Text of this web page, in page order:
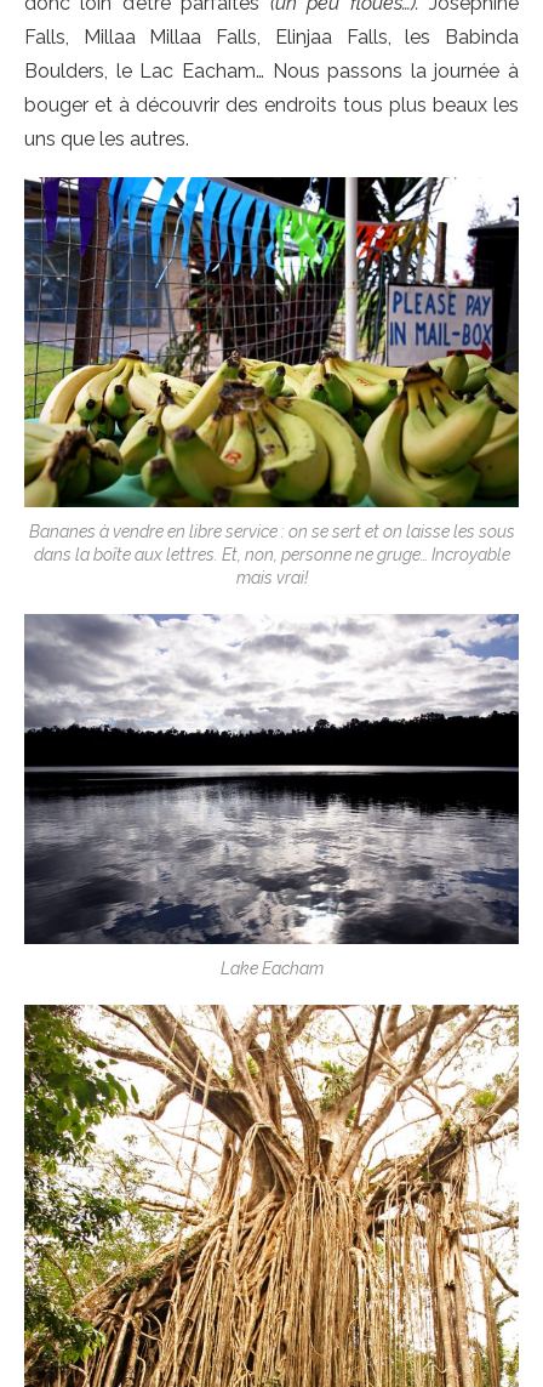
Falls, Millaa Millaa Falls, Elinjaa Falls, les Babinda
Boulders, le Lac Eacham… Nous passons la journée à
bouger et à découvrir des endroits tous plus beaux les
uns que les autres.
Bananes à vendre en libre service : on se sert et on laisse les sous
dans la boîte aux lettres. Et, non, personne ne gruge… Incroyable
mais vrai!
Lake Eacham